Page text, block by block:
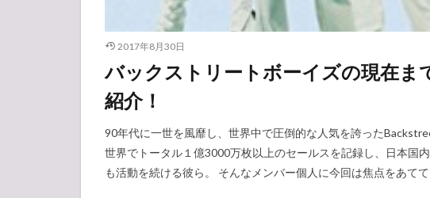
2017年8月30日
バックストリートボーイズの現在ま
紹介！
90年代に一世を風靡し、世界中で圧倒的な人気を誇った
世界でトータル１億3000万枚以上のセールスを記録し、日本国
も活動を続ける彼ら。 そんなメンバー個人に今回は焦点をあて